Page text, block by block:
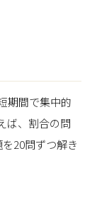
期間で集中的
ば、割合の問
20問ずつ解き